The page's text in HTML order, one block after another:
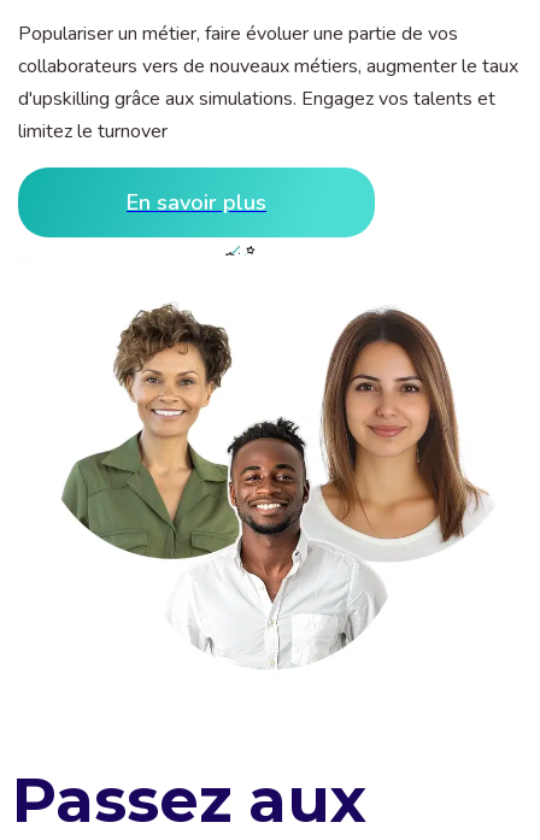
Populariser un métier, faire évoluer une partie de vos
collaborateurs vers de nouveaux métiers, augmenter le taux
d'upskilling grâce aux simulations. Engagez vos talents et
limitez le turnover
En savoir plus
Passez aux